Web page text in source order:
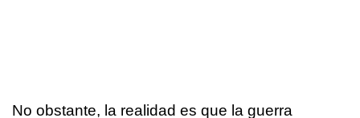
No obstante, la realidad es que la guerra